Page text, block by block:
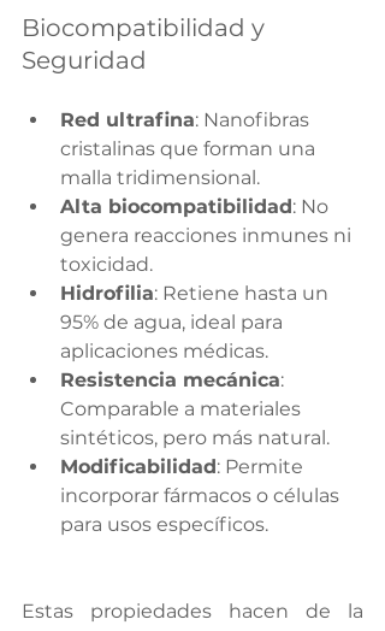
Biocompatibilidad y
Seguridad
Red ultrafina: Nanofibras
cristalinas que forman una
malla tridimensional.
Alta biocompatibilidad: No
genera reacciones inmunes ni
toxicidad.
Hidrofilia: Retiene hasta un
95% de agua, ideal para
aplicaciones médicas.
Resistencia mecánica:
Comparable a materiales
sintéticos, pero más natural.
Modificabilidad: Permite
incorporar fármacos o células
para usos específicos.
Estas propiedades hacen de la